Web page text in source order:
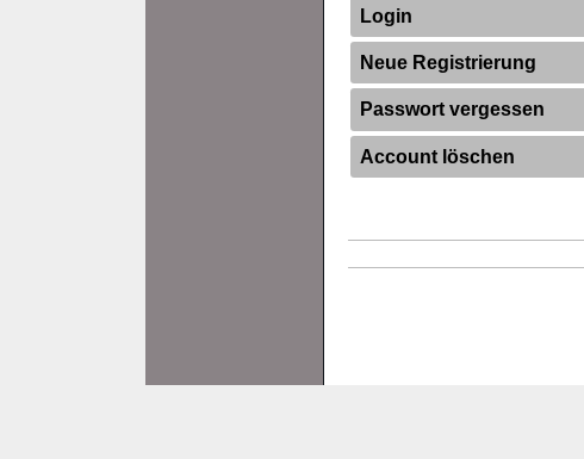
Login
Neue Registrierung
Passwort vergessen
Account löschen